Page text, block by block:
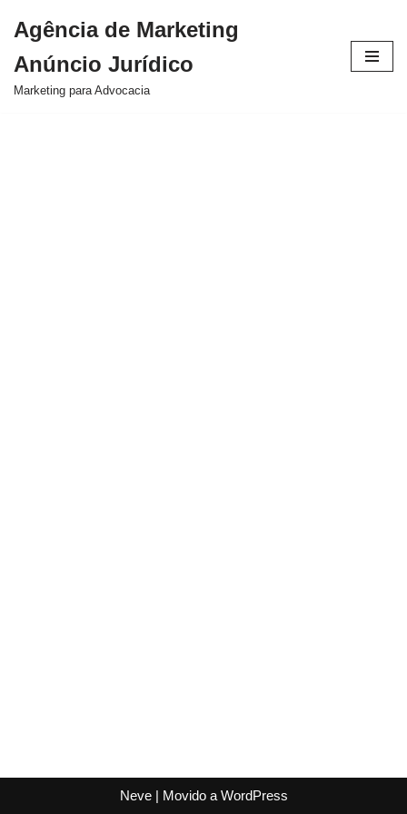
para
o
Agência de Marketing
Anúncio Jurídico
Marketing para Advocacia
Neve| Movido a WordPress